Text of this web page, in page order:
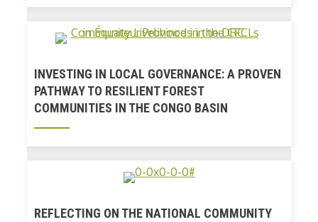
INVESTING IN LOCAL GOVERNANCE: A PROVEN
PATHWAY TO RESILIENT FOREST
COMMUNITIES IN THE CONGO BASIN
REFLECTING ON THE NATIONAL COMMUNITY